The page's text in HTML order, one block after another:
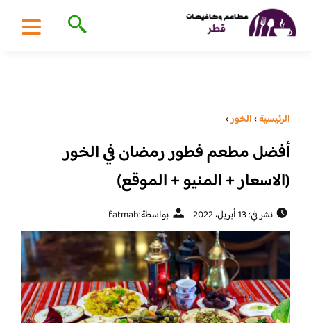
الرئيسية›الخور›
أفضل مطعم فطور رمضان في الخور
(الاسعار + المنيو + الموقع)
نشر في: 13 أبريل، 2022 بواسطة:fatmah